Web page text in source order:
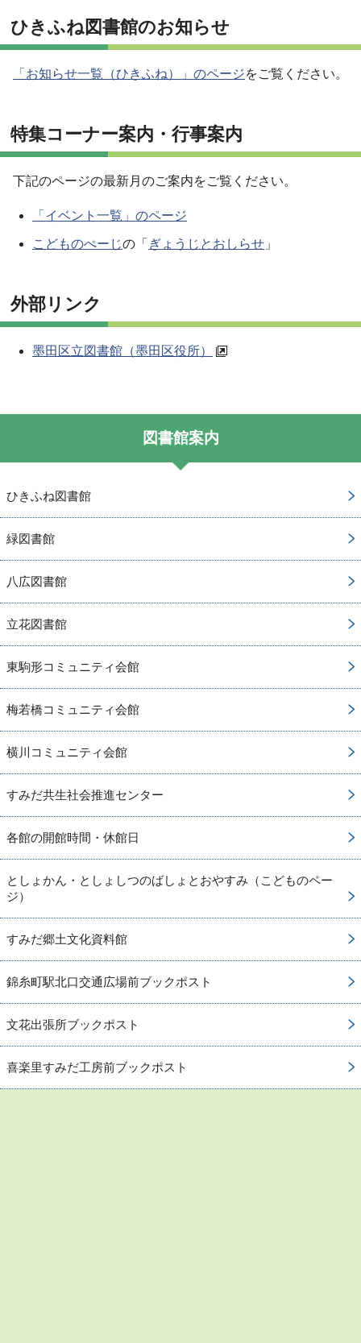
ひきふね図書館のお知らせ
「お知らせ一覧（ひきふね）」のページをご覧ください。
特集コーナー案内・行事案内
下記のページの最新月のご案内をご覧ください。
「イベント一覧」のページ
こどものぺーじの「 ぎょうじとおしらせ 」
外部リンク
墨田区立図書館（墨田区役所）
図書館案内
ひきふね図書館
緑図書館
八広図書館
立花図書館
東駒形コミュニティ会館
梅若橋コミュニティ会館
横川コミュニティ会館
すみだ共生社会推進センター
各館の開館時間・休館日
としょかん・としょしつのばしょとおやすみ（こどものペー
ジ）
すみだ郷土文化資料館
錦糸町駅北口交通広場前ブックポスト
文花出張所ブックポスト
喜楽里すみだ工房前ブックポスト